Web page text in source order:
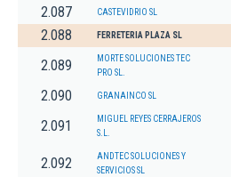
2.087 CASTEVIDRIO SL
2.088 FERRETERIA PLAZA SL
2.089
MORTE SOLUCIONES TEC
PRO SL.
2.090 GRANAINCO SL
2.091
MIGUEL REYES CERRAJEROS
S.L.
2.092
ANDTEC SOLUCIONES Y
SERVICIOS SL